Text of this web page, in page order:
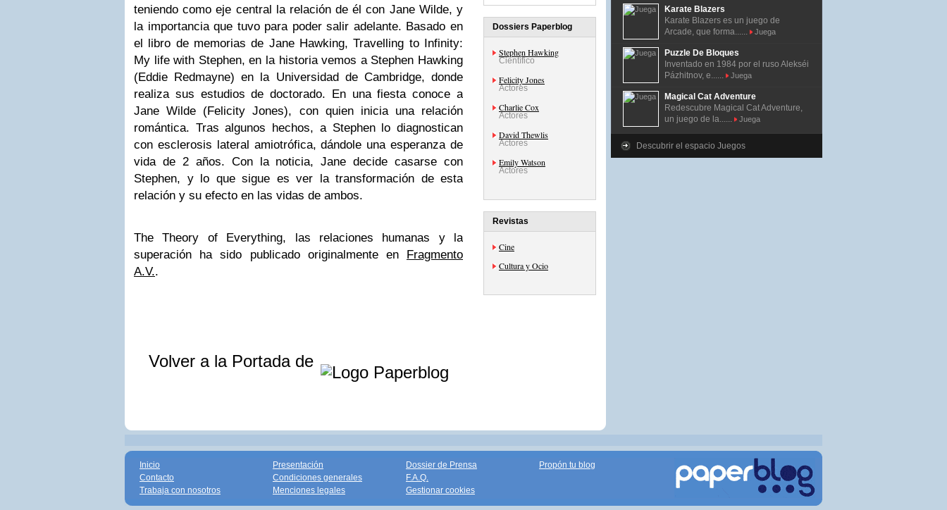
teniendo como eje central la relación de él con Jane Wilde, y
la importancia que tuvo para poder salir adelante. Basado en
el libro de memorias de Jane Hawking, Travelling to Infinity:
My life with Stephen, en la historia vemos a Stephen Hawking
(Eddie Redmayne) en la Universidad de Cambridge, donde
realiza sus estudios de doctorado. En una fiesta conoce a
Jane Wilde (Felicity Jones), con quien inicia una relación
romántica. Tras algunos hechos, a Stephen lo diagnostican
con esclerosis lateral amiotrófica, dándole una esperanza de
vida de 2 años. Con la noticia, Jane decide casarse con
Stephen, y lo que sigue es ver la transformación de esta
relación y su efecto en las vidas de ambos.
The Theory of Everything, las relaciones humanas y la
superación ha sido publicado originalmente en Fragmento
A.V..
Volver a la Portada de
Dossiers Paperblog
Stephen Hawking
Científico
Felicity Jones
Actores
Charlie Cox
Actores
David Thewlis
Actores
Emily Watson
Actores
Revistas
Cine
Cultura y Ocio
Karate Blazers
Karate Blazers es un juego de
Arcade, que forma......
Juega
Puzzle De Bloques
Inventado en 1984 por el ruso Alekséi
Pázhitnov, e......
Juega
Magical Cat Adventure
Redescubre Magical Cat Adventure,
un juego de la......
Juega
Descubrir el espacio Juegos
Inicio
Contacto
Trabaja con nosotros
Presentación
Condiciones generales
Menciones legales
Dossier de Prensa
F.A.Q.
Gestionar cookies
Propón tu blog